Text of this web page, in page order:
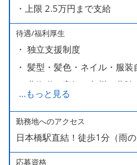
・上限 2.5万円まで支給
待遇/福利厚生
・ 独立支援制度
・ 髪型・髪色・ネイル・服装
・ 北海道や高知、九州、北
ます
・ 無料の美味しい まかない食
...もっと見る
勤務地へのアクセス
日本橋駅直結！徒歩1分（雨
応募資格